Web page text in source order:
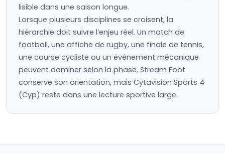
lisible dans une saison longue.
Lorsque plusieurs disciplines se croisent, la
hiérarchie doit suivre l’enjeu réel. Un match de
football, une affiche de rugby, une finale de tennis,
une course cycliste ou un événement mécanique
peuvent dominer selon la phase. Stream Foot
conserve son orientation, mais Cytavision Sports 4
(Cyp) reste dans une lecture sportive large.